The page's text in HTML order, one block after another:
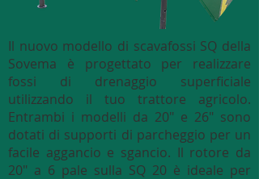
Il nuovo modello di scavafossi SQ della
Sovema è progettato per realizzare
fossi di drenaggio superficiale
utilizzando il tuo trattore agricolo.
Entrambi i modelli da 20" e 26" sono
dotati di supporti di parcheggio per un
facile aggancio e sgancio. Il rotore da
20" a 6 pale sulla SQ 20 è ideale per